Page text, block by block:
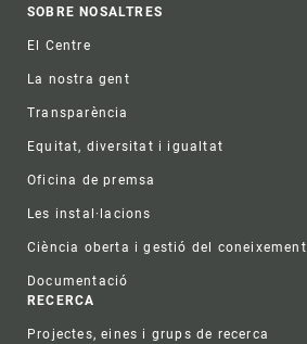
Footer
SOBRE NOSALTRES
El Centre
La nostra gent
Transparència
Equitat, diversitat i igualtat
Oficina de premsa
Les instal·lacions
Ciència oberta i gestió del coneixement
Documentació
RECERCA
Projectes, eines i grups de recerca